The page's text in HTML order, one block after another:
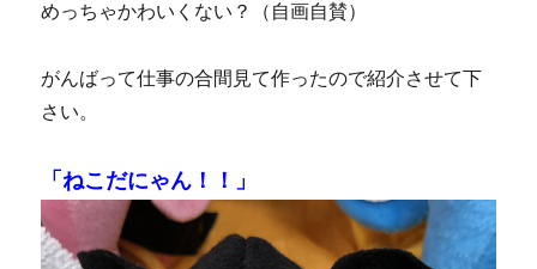
めっちゃかわいくない？（自画自賛）
がんばって仕事の合間見て作ったので紹介させて下
さい。
「ねこだにゃん！！」